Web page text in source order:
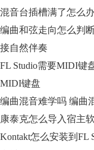
混音台插槽满了怎么
编曲和弦走向怎么判
接自然伴奏
FL Studio需要MIDI键
MIDI键盘
编曲混音难学吗 编曲
康泰克怎么导入宿主
Kontakt怎么安装到FL